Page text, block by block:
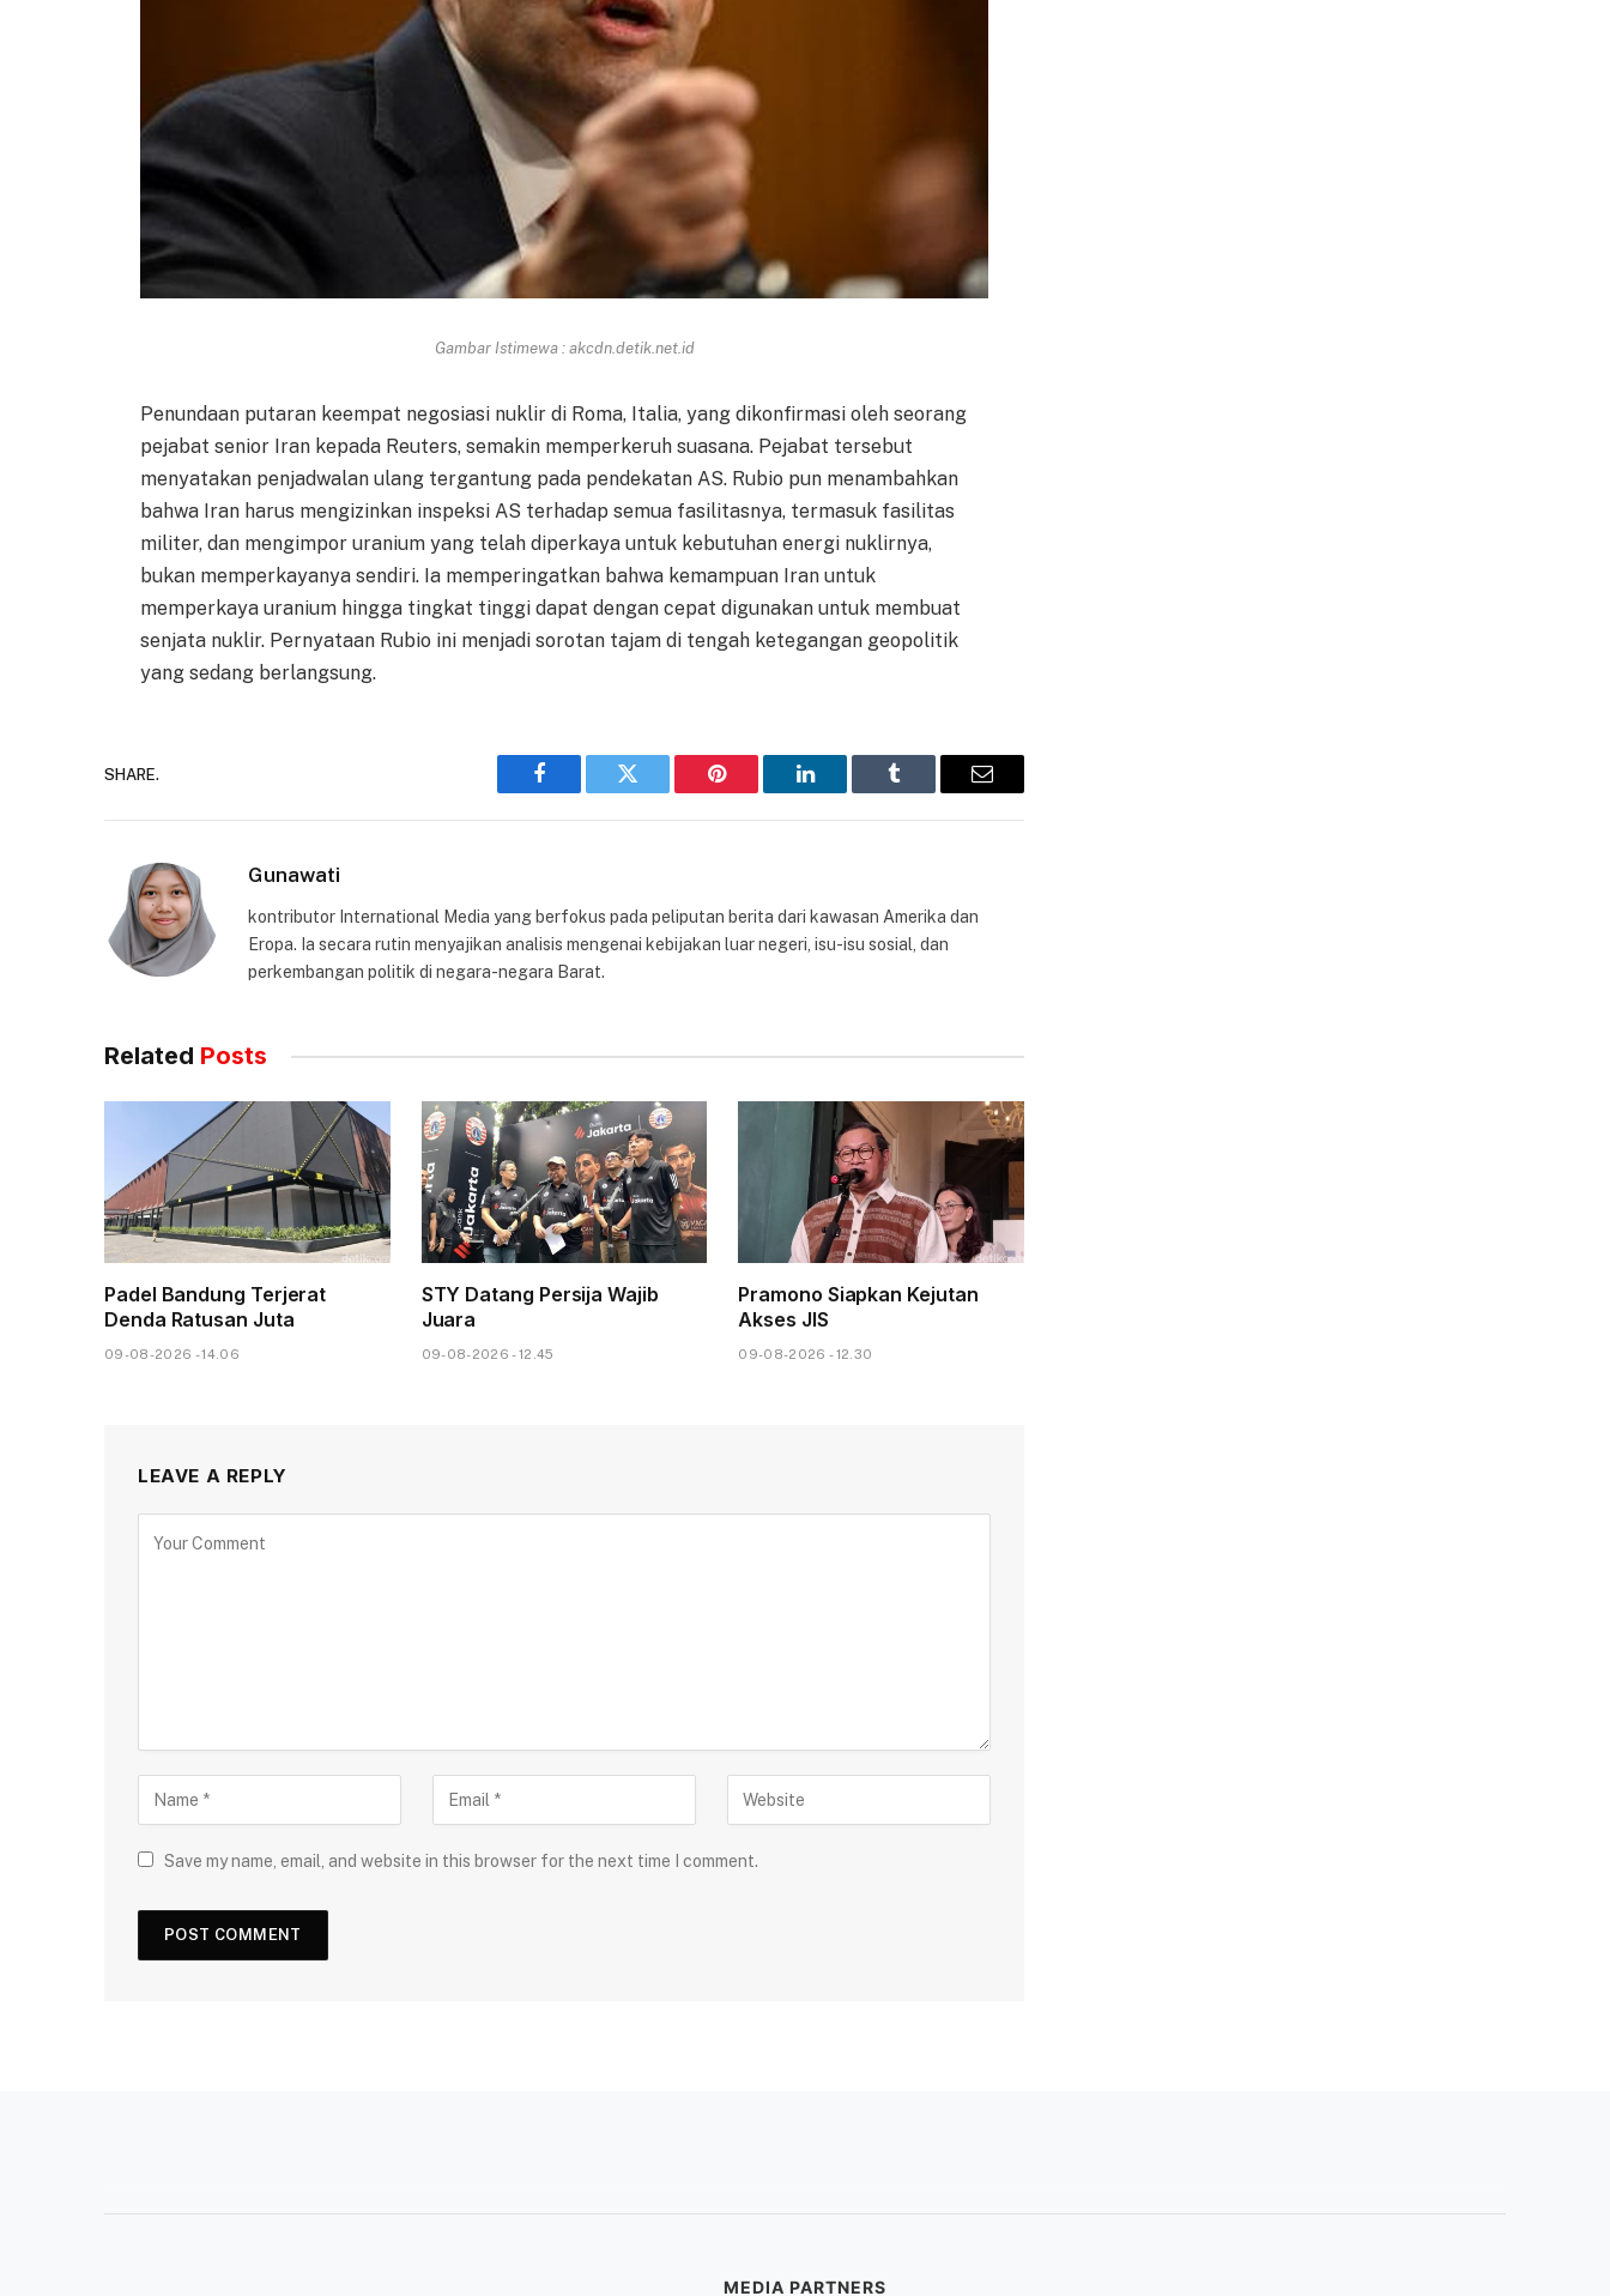
Gambar Istimewa : akcdn.detik.net.id
Penundaan putaran keempat negosiasi nuklir di Roma, Italia, yang dikonfirmasi oleh seorang
pejabat senior Iran kepada Reuters, semakin memperkeruh suasana. Pejabat tersebut
menyatakan penjadwalan ulang tergantung pada pendekatan AS. Rubio pun menambahkan
bahwa Iran harus mengizinkan inspeksi AS terhadap semua fasilitasnya, termasuk fasilitas
militer, dan mengimpor uranium yang telah diperkaya untuk kebutuhan energi nuklirnya,
bukan memperkayanya sendiri. Ia memperingatkan bahwa kemampuan Iran untuk
memperkaya uranium hingga tingkat tinggi dapat dengan cepat digunakan untuk membuat
senjata nuklir. Pernyataan Rubio ini menjadi sorotan tajam di tengah ketegangan geopolitik
yang sedang berlangsung.
SHARE.
Facebook Twitter Pinterest LinkedIn Tumblr Email
Gunawati
kontributor International Media yang berfokus pada peliputan berita dari kawasan Amerika dan
Eropa. Ia secara rutin menyajikan analisis mengenai kebijakan luar negeri, isu-isu sosial, dan
perkembangan politik di negara-negara Barat.
Related Posts
Padel Bandung Terjerat
Denda Ratusan Juta
09-08-2026 - 14.06
STY Datang Persija Wajib
Juara
09-08-2026 - 12.45
Pramono Siapkan Kejutan
Akses JIS
09-08-2026 - 12.30
LEAVE A REPLY
Save my name, email, and website in this browser for the next time I comment.
MEDIA PARTNERS